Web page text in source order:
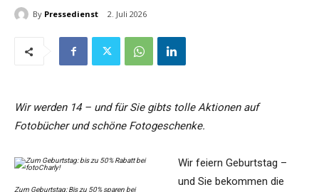
By Pressedienst 2. Juli 2026
Wir werden 14 – und für Sie gibts tolle Aktionen auf
Fotobücher und schöne Fotogeschenke.
Zum Geburtstag: Bis zu 50% sparen bei
Wir feiern Geburtstag –
und Sie bekommen die